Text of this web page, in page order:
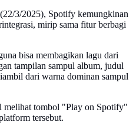
3/2025), Spotify kemungkinan
mirip sama fitur berbagi
bisa membagikan lagu dari
tampilan sampul album, judul
dari warna dominan sampul
melihat tombol "Play on Spotify"
tersebut.